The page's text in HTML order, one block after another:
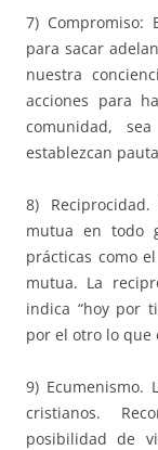
7) Compromiso:
para sacar
nuestra
acciones para
comunidad,
establezcan
8)
mutua en todo
prácticas como
mutua. La
indica “hoy por
por el otro lo que
9) Ecumenismo.
cristianos.
posibilidad de